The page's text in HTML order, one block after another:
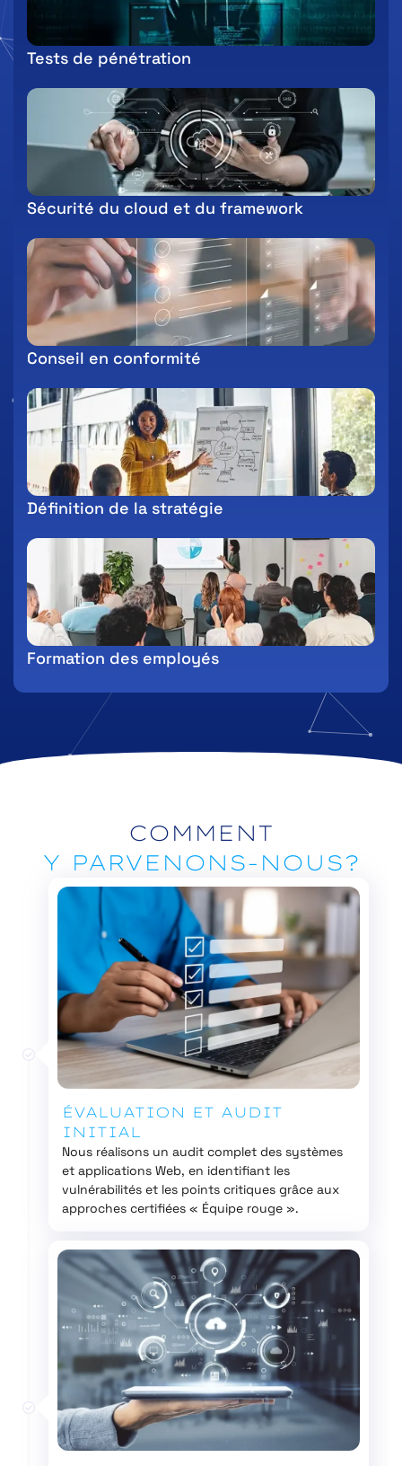
Tests de pénétration
Sécurité du cloud et du framework
Conseil en conformité
Définition de la stratégie
Formation des employés
COMMENT
Y PARVENONS-NOUS?
ÉVALUATION ET AUDIT
INITIAL
Nous réalisons un audit complet des systèmes
et applications Web, en identifiant les
vulnérabilités et les points critiques grâce aux
approches certifiées « Équipe rouge ».